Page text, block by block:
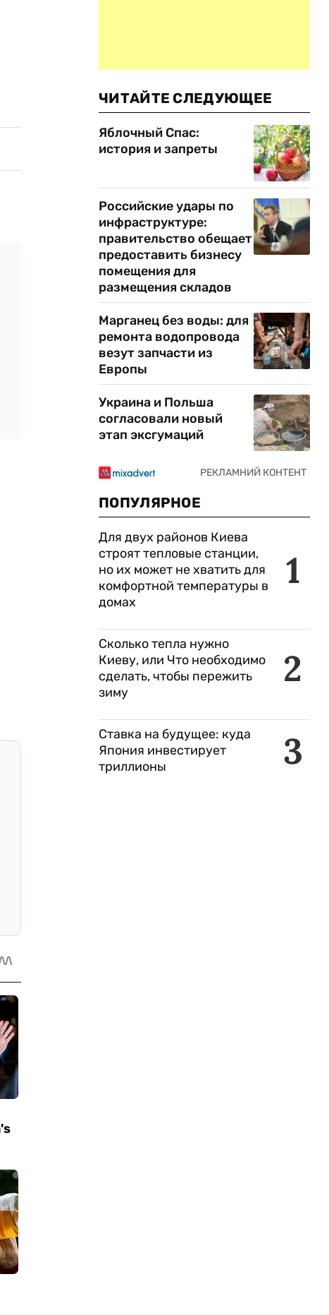
ЧИТАЙТЕ СЛЕДУЮЩЕЕ
Яблочный Спас:
история и запреты
Российские удары по
инфраструктуре:
правительство обещает
предоставить бизнесу
помещения для
размещения складов
Марганец без воды: для
ремонта водопровода
везут запчасти из
Европы
Украина и Польша
согласовали новый
этап эксгумаций
ПОПУЛЯРНОЕ
1
Для двух районов Киева
строят тепловые станции,
но их может не хватить для
комфортной температуры в
домах
2
Сколько тепла нужно
Киеву, или Что необходимо
сделать, чтобы пережить
зиму
3
Ставка на будущее: куда
Япония инвестирует
триллионы